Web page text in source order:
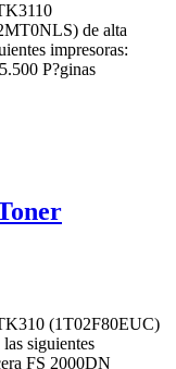
de alta
impresoras:
P?ginas
(1T02F80EUC)
siguientes
FS 2000DN